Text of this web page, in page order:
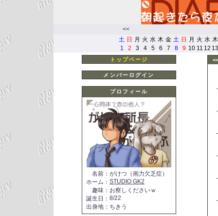
<<
土 日 月 火 水 木 金 土 日 月 火 水 木
1
2 3 4 5 6 7 8 9 10 11 12 13
トップページ
メンバーログイン
プロフィール
名前 ： がけつ（画力欠乏症）
ホーム ： STUDIO GK2
趣味 ： お察しくださいｗ
誕生日 ： 8/22
出身地 ： ちきう
<<